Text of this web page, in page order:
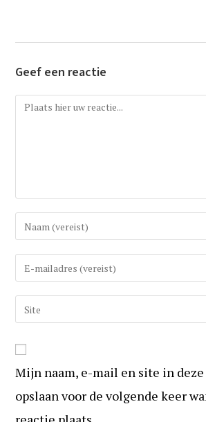
Geef een reactie
Reactie
Vul
uw
(gebruikers)naam
om
Vul
uw
e-
mail
om
te
reageren
Vul
uw
URL
in
(optioneel)
Mijn naam, e-mail en site in deze
opslaan voor de volgende keer